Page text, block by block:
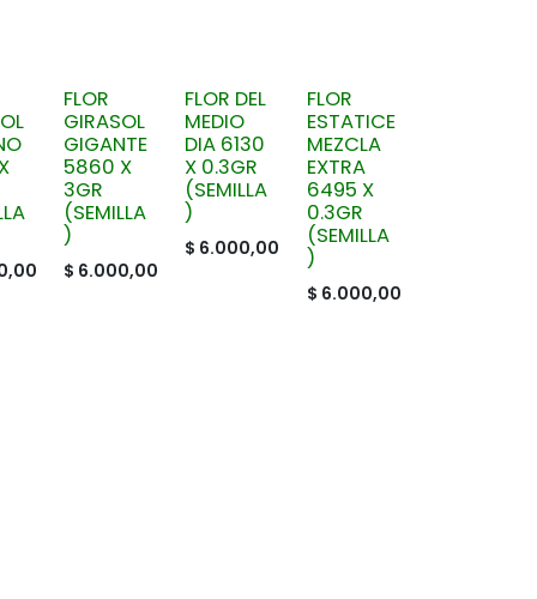
FLOR
GIRASOL
GIGANTE
5860 X
3GR
(SEMILLA
)
$ 6.000,00
FLOR DEL
MEDIO
DIA 6130
X 0.3GR
(SEMILLA
)
$ 6.000,00
FLOR
ESTATICE
MEZCLA
EXTRA
6495 X
0.3GR
(SEMILLA
)
$ 6.000,00